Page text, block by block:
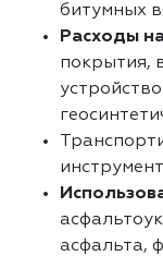
битумных
Расходы
покрытия,
асфальта,